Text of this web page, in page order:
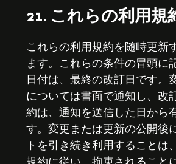
21. これらの利用規
これらの利用規約を随時更新
ます。これらの条件の冒頭に
日付は、最終の改訂日です。
については書面で通知し、改
約は、通知を送信した日から
す。変更または更新の公開後
トを引き続き利用することは